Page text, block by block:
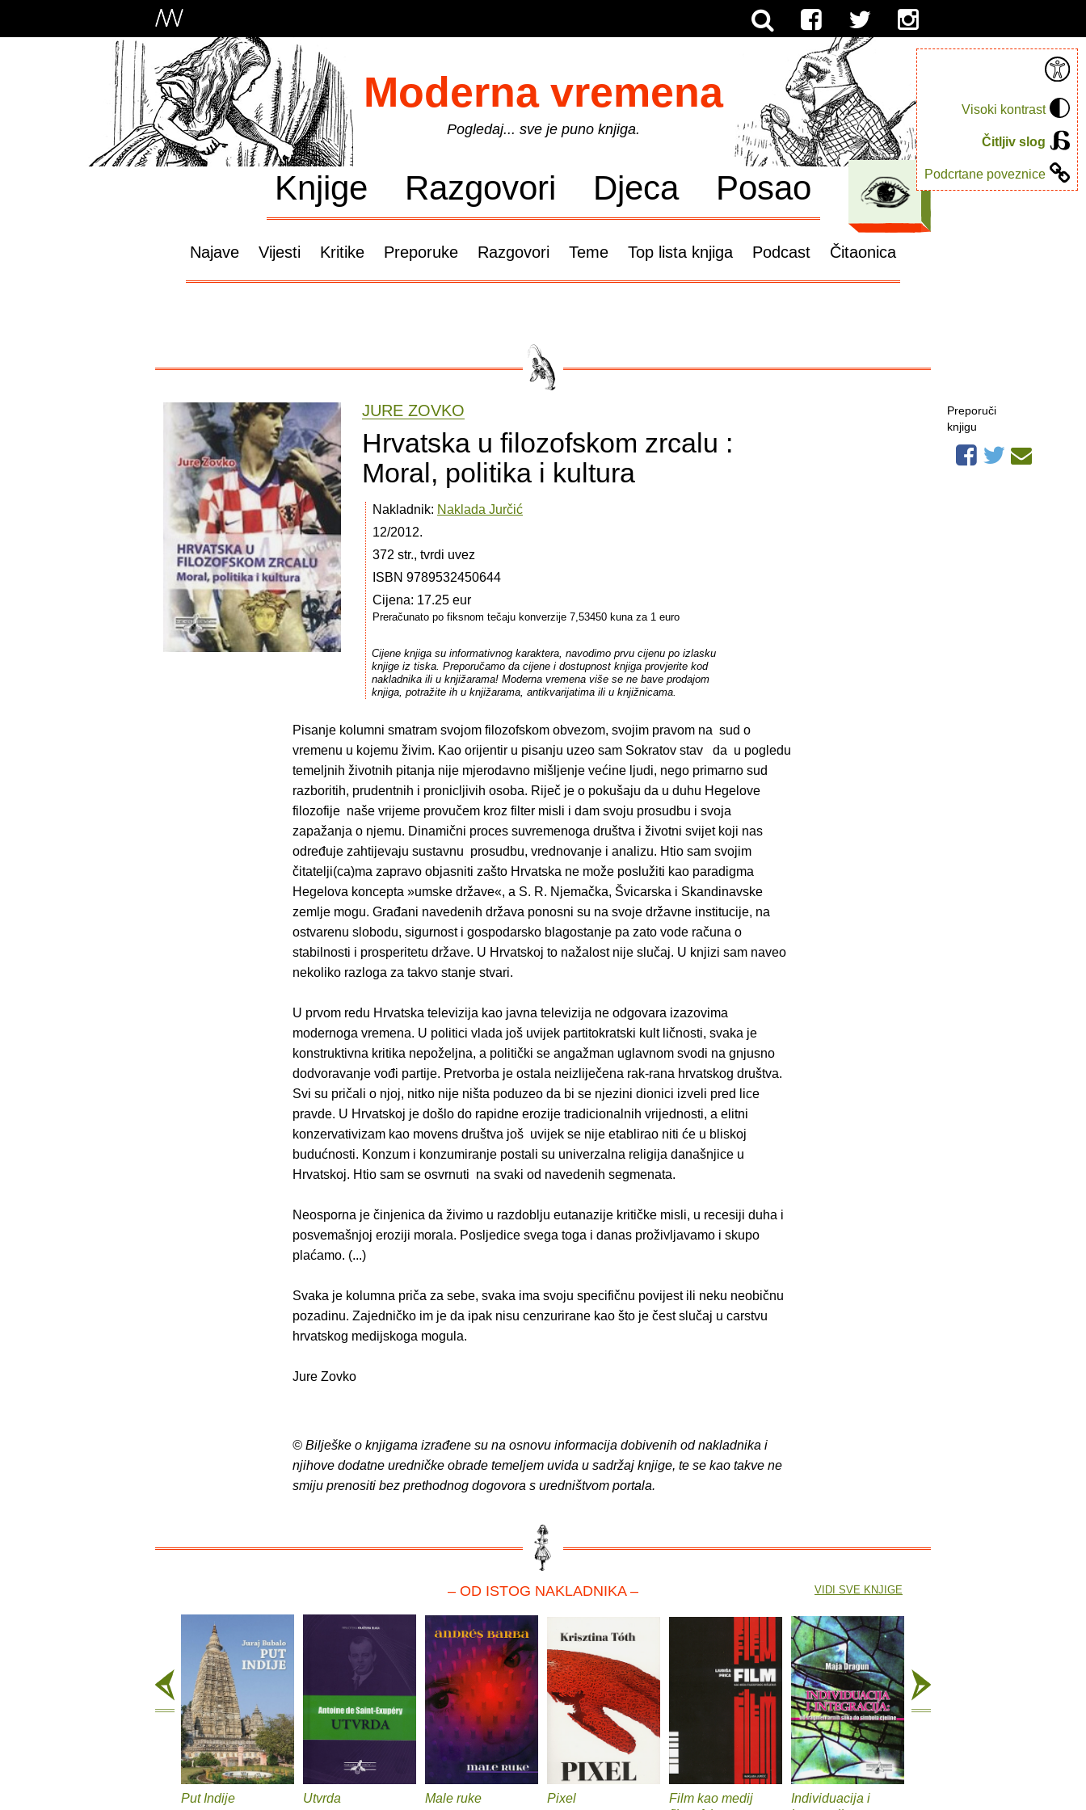
Visoki kontrast
Čitljiv slog
Podcrtane poveznice
Moderna vremena
Pogledaj... sve je puno knjiga.
Knjige Razgovori Djeca Posao
Najave Vijesti Kritike Preporuke Razgovori Teme Top lista knjiga Podcast Čitaonica
JURE ZOVKO
Hrvatska u filozofskom zrcalu :
Moral, politika i kultura
Nakladnik: Naklada Jurčić
12/2012.
372 str., tvrdi uvez
ISBN 9789532450644
Cijena: 17.25 eur
Preračunato po fiksnom tečaju konverzije 7,53450 kuna za 1 euro
Cijene knjiga su informativnog karaktera, navodimo prvu cijenu po izlasku
knjige iz tiska. Preporučamo da cijene i dostupnost knjiga provjerite kod
nakladnika ili u knjižarama! Moderna vremena više se ne bave prodajom
knjiga, potražite ih u knjižarama, antikvarijatima ili u knjižnicama.
Pisanje kolumni smatram svojom filozofskom obvezom, svojim pravom na sud o
vremenu u kojemu živim. Kao orijentir u pisanju uzeo sam Sokratov stav da u pogledu
temeljnih životnih pitanja nije mjerodavno mišljenje većine ljudi, nego primarno sud
razboritih, prudentnih i pronicljivih osoba. Riječ je o pokušaju da u duhu Hegelove
filozofije naše vrijeme provučem kroz filter misli i dam svoju prosudbu i svoja
zapažanja o njemu. Dinamični proces suvremenoga društva i životni svijet koji nas
određuje zahtijevaju sustavnu prosudbu, vrednovanje i analizu. Htio sam svojim
čitatelji(ca)ma zapravo objasniti zašto Hrvatska ne može poslužiti kao paradigma
Hegelova koncepta »umske države«, a S. R. Njemačka, Švicarska i Skandinavske
zemlje mogu. Građani navedenih država ponosni su na svoje državne institucije, na
ostvarenu slobodu, sigurnost i gospodarsko blagostanje pa zato vode računa o
stabilnosti i prosperitetu države. U Hrvatskoj to nažalost nije slučaj. U knjizi sam naveo
nekoliko razloga za takvo stanje stvari.
U prvom redu Hrvatska televizija kao javna televizija ne odgovara izazovima
modernoga vremena. U politici vlada još uvijek partitokratski kult ličnosti, svaka je
konstruktivna kritika nepoželjna, a politički se angažman uglavnom svodi na gnjusno
dodvoravanje vođi partije. Pretvorba je ostala neizliječena rak-rana hrvatskog društva.
Svi su pričali o njoj, nitko nije ništa poduzeo da bi se njezini dionici izveli pred lice
pravde. U Hrvatskoj je došlo do rapidne erozije tradicionalnih vrijednosti, a elitni
konzervativizam kao movens društva još uvijek se nije etablirao niti će u bliskoj
budućnosti. Konzum i konzumiranje postali su univerzalna religija današnjice u
Hrvatskoj. Htio sam se osvrnuti na svaki od navedenih segmenata.
Neosporna je činjenica da živimo u razdoblju eutanazije kritičke misli, u recesiji duha i
posvemašnjoj eroziji morala. Posljedice svega toga i danas proživljavamo i skupo
plaćamo. (...)
Svaka je kolumna priča za sebe, svaka ima svoju specifičnu povijest ili neku neobičnu
pozadinu. Zajedničko im je da ipak nisu cenzurirane kao što je čest slučaj u carstvu
hrvatskog medijskoga mogula.
Jure Zovko
© Bilješke o knjigama izrađene su na osnovu informacija dobivenih od nakladnika i
njihove dodatne uredničke obrade temeljem uvida u sadržaj knjige, te se kao takve ne
smiju prenositi bez prethodnog dogovora s uredništvom portala.
Preporuči
knjigu
– OD ISTOG NAKLADNIKA –
Put Indije Utvrda Male ruke Pixel
Film kao medij
Individuacija i
VIDI SVE KNJIGE